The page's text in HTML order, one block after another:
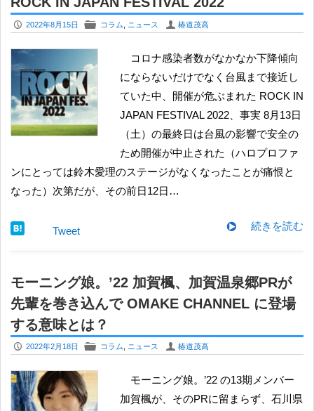
P 2022年8月15日 F コラム ニュース U 椿道茂高
コロナ感染者数がなかなか下降傾向
にならないだけでなく台風まで接近し
ていた中、開催が危ぶまれた ROCK IN
JAPAN FESTIVAL 2022、事実 8月13日
（土）の最終日は台風の影響で安全の
ため開催が中止された（ハロプロファ
ンにとっては鈴木愛理のステージがなくなったことが痛恨と
なった）次第だが、その前日12日…
続きを読む
Tweet
モーニング娘。’22 加賀楓、加賀温泉郷PRが
先輩を巻き込んで OMAKE CHANNEL に登場
する意味とは？
P 2022年2月18日 F コラム ニュース U 椿道茂高
モーニング娘。’22 の13期メンバー
加賀楓が、そのPRに留まらず、石川県